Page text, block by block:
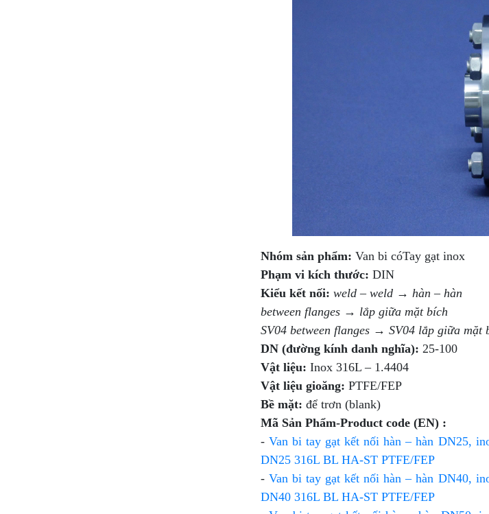
Nhóm sản phẩm: Van bi cóTay gạt inox
Phạm vi kích thước: DIN
Kiểu kết nối: weld – weld → hàn – hàn
between flanges → lắp giữa mặt bích
SV04 between flanges → SV04 lắp giữa mặt
DN (đường kính danh nghĩa): 25-100
Vật liệu: Inox 316L – 1.4404
Vật liệu gioăng: PTFE/FEP
Bề mặt: để trơn (blank)
Mã Sản Phẩm-Product code (EN) :
- Van bi tay gạt kết nối hàn – hàn DN25,
DN25 316L BL HA-ST PTFE/FEP
- Van bi tay gạt kết nối hàn – hàn DN40,
DN40 316L BL HA-ST PTFE/FEP